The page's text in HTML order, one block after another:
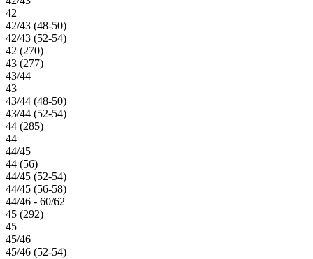
42
42/43 (48-50)
42/43 (52-54)
42 (270)
43 (277)
43/44
43
43/44 (48-50)
43/44 (52-54)
44 (285)
44
44/45
44 (56)
44/45 (52-54)
44/45 (56-58)
44/46 - 60/62
45 (292)
45
45/46
45/46 (52-54)